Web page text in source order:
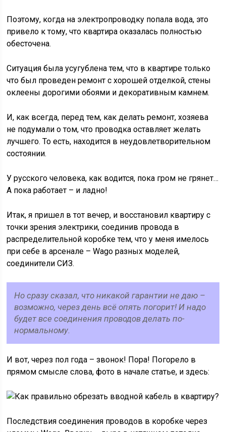
Поэтому, когда на электропроводку попала вода, это
привело к тому, что квартира оказалась полностью
обесточена.
Ситуация была усугублена тем, что в квартире только
что был проведен ремонт с хорошей отделкой, стены
оклеены дорогими обоями и декоративным камнем.
И, как всегда, перед тем, как делать ремонт, хозяева
не подумали о том, что проводка оставляет желать
лучшего. То есть, находится в неудовлетворительном
состоянии.
У русского человека, как водится, пока гром не грянет…
А пока работает – и ладно!
Итак, я пришел в тот вечер, и восстановил квартиру с
точки зрения электрики, соединив провода в
распределительной коробке тем, что у меня имелось
при себе в арсенале – Wago разных моделей,
соединители СИЗ.
Но сразу сказал, что никакой гарантии не даю –
возможно, через день всё опять погорит! И надо
будет все соединения проводов делать по-
нормальному.
И вот, через пол года – звонок! Пора! Погорело в
прямом смысле слова, фото в начале статье, и здесь:
Последствия соединения проводов в коробке через